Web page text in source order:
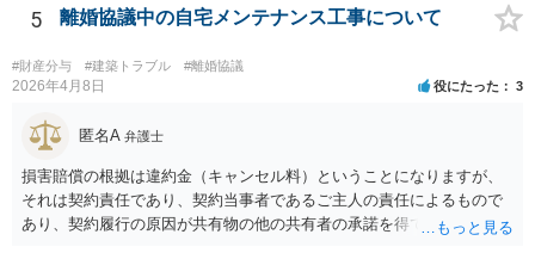
は、当事者と裁判所が同じ主張と証拠関係を踏まえた上で初めて実現
できるものだと考えます。 > 2.また、開示する範囲や内容の見せ方に
ついて、何か工夫できる点があればご教示いただけますでしょうか。
弁護士によって考え方が異なるかもしれませんが、資料の一部を相手
にとって不利な事実が隠されているという推認を働かせることに繋が
るリスクがあります（もちろん、争点と全く無関係な部分をマスキン
グ等することはありますが、それは手続戦略とは別の問題です）。 裁
判所は公平な第三者であり、調停委員会に与える心証も考慮する必要
があります。手続を有利に進めたいのであれば、証拠の出し方より
5 離婚協議中の自宅メンテナンス工事について
#財産分与 #建築トラブル #離婚協議
2026年4月8日 役にたった 3
匿名A 弁護士
損害賠償の根拠は違約金（キャンセル料）ということになりますが、
それは契約責任であり、契約当事者であるご主人の責任によるもので
あり、契約履行の原因が共有物の他の共有者の承諾を得ていなかった